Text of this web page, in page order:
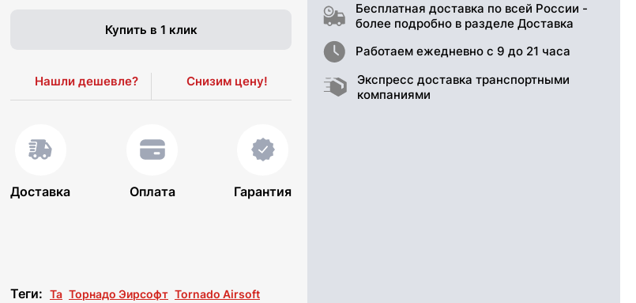
Купить в 1 клик
Нашли дешевле? Снизим цену!
Доставка Оплата Гарантия
Теги: Та Торнадо Эирсофт Tornado Airsoft
Бесплатная доставка по всей России -
более подробно в разделе Доставка
Работаем ежедневно с 9 до 21 часа
Экспресс доставка транспортными
компаниями